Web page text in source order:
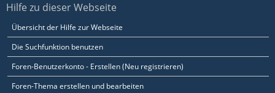
Hilfe zu dieser Webseite
Übersicht der Hilfe zur Webseite
Die Suchfunktion benutzen
Foren-Benutzerkonto - Erstellen (Neu registrieren)
Foren-Thema erstellen und bearbeiten